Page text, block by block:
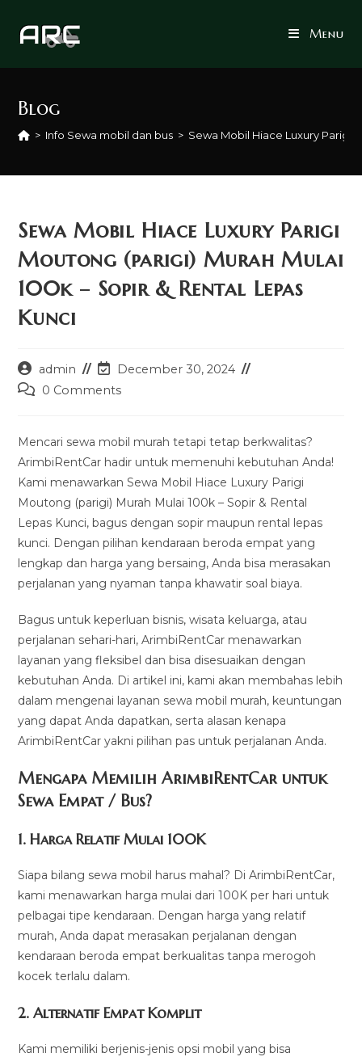
Menu
Blog
> Info Sewa mobil dan bus > Sewa Mobil Hiace Luxury Parigi
Sewa Mobil Hiace Luxury Parigi
Moutong (parigi) Murah Mulai
100k – Sopir & Rental Lepas
Kunci
Post
author:
admin
Post
last
December 30, 2024
Post0 Comments
Mencari sewa mobil murah tetapi tetap berkwalitas?
ArimbiRentCar hadir untuk memenuhi kebutuhan Anda!
Kami menawarkan Sewa Mobil Hiace Luxury Parigi
Moutong (parigi) Murah Mulai 100k – Sopir & Rental
Lepas Kunci, bagus dengan sopir maupun rental lepas
kunci. Dengan pilihan kendaraan beroda empat yang
lengkap dan harga yang bersaing, Anda bisa merasakan
perjalanan yang nyaman tanpa khawatir soal biaya.
Bagus untuk keperluan bisnis, wisata keluarga, atau
perjalanan sehari-hari, ArimbiRentCar menawarkan
layanan yang fleksibel dan bisa disesuaikan dengan
kebutuhan Anda. Di artikel ini, kami akan membahas lebih
dalam mengenai layanan sewa mobil murah, keuntungan
yang dapat Anda dapatkan, serta alasan kenapa
ArimbiRentCar yakni pilihan pas untuk perjalanan Anda.
Mengapa Memilih ArimbiRentCar untuk
Sewa Empat / Bus?
1.Harga Relatif Mulai 100K
Siapa bilang sewa mobil harus mahal? Di ArimbiRentCar,
kami menawarkan harga mulai dari 100K per hari untuk
pelbagai tipe kendaraan. Dengan harga yang relatif
murah, Anda dapat merasakan perjalanan dengan
kendaraan beroda empat berkualitas tanpa merogoh
kocek terlalu dalam.
2. Alternatif Empat Komplit
Kami memiliki berjenis-jenis opsi mobil yang bisa